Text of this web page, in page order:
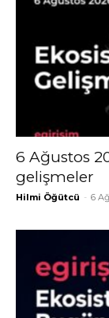
6 Ağustos
gelişmeler
Hilmi Öğütcü - 6